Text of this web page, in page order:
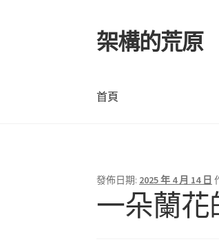
跳
至
覽
列
跳
至
要
內
架構的荒原
首頁
發佈日期: 2025 年 4 月 14 日
一朵蘭花